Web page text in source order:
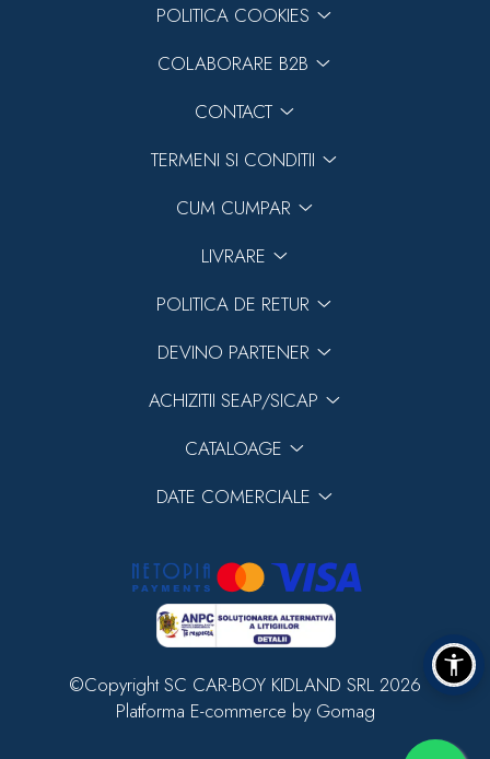
POLITICA COOKIES
COLABORARE B2B
CONTACT
TERMENI SI CONDITII
CUM CUMPAR
LIVRARE
POLITICA DE RETUR
DEVINO PARTENER
ACHIZITII SEAP/SICAP
CATALOAGE
DATE COMERCIALE
©Copyright SC CAR-BOY KIDLAND SRL 2026
Platforma E-commerce by Gomag